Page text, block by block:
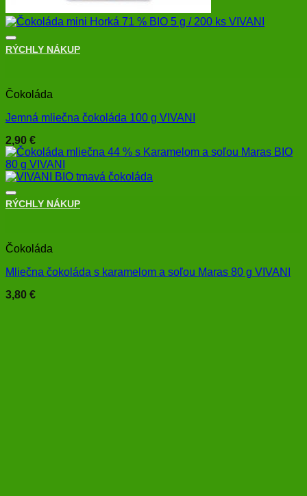
+
RÝCHLY NÁKUP
Čokoláda
Jemná mliečna čokoláda 100 g VIVANI
2,90 €
+
RÝCHLY NÁKUP
Čokoláda
Mliečna čokoláda s karamelom a soľou Maras 80 g VIVANI
3,80 €